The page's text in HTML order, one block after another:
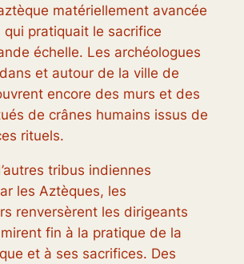
matériellement avancée
qui pratiquait le sacrifice
échelle. Les archéologues
et autour de la ville de
encore des murs et des
de crânes humains issus de
rituels.
tribus indiennes
les Aztèques, les
renversèrent les dirigeants
fin à la pratique de la
et à ses sacrifices. Des